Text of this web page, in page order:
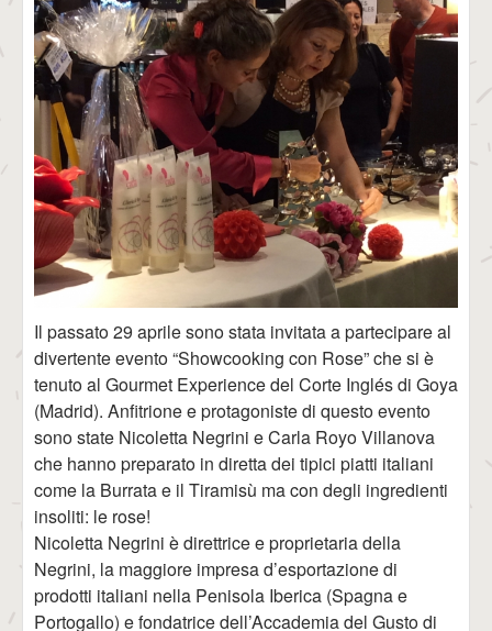
Il passato 29 aprile sono stata invitata a partecipare al
divertente evento “Showcooking con Rose” che si è
tenuto al Gourmet Experience del Corte Inglés di Goya
(Madrid). Anfitrione e protagoniste di questo evento
sono state Nicoletta Negrini e Carla Royo Villanova
che hanno preparato in diretta dei tipici piatti italiani
come la Burrata e il Tiramisù ma con degli ingredienti
insoliti: le rose!
Nicoletta Negrini è direttrice e proprietaria della
Negrini, la maggiore impresa d’esportazione di
prodotti italiani nella Penisola Iberica (Spagna e
Portogallo) e fondatrice dell’Accademia del Gusto di